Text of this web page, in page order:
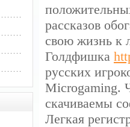
рассказов
свою жизнь к
Голдфишка
русских
Microgaming.
скачиваемы
Легкая